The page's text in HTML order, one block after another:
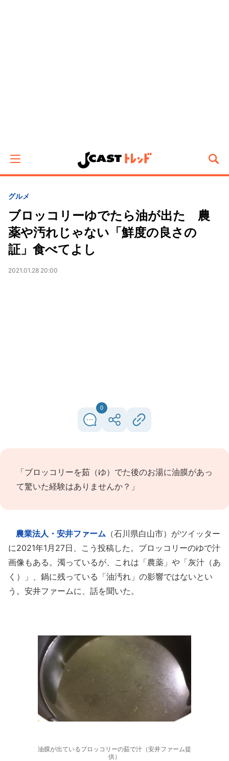
グルメ
ブロッコリーゆでたら油が出た 農
薬や汚れじゃない「鮮度の良さの
証」食べてよし
2021.01.28 20:00
0
「ブロッコリーを茹（ゆ）でた後のお湯に油膜があっ
て驚いた経験はありませんか？」
農業法人・安井ファーム （石川県白山市）がツイッター
に2021年1月27日、こう投稿した。ブロッコリーのゆで汁
画像もある。濁っているが、これは「農薬」や「灰汁（あ
く）」、鍋に残っている「油汚れ」の影響ではないとい
う。安井ファームに、話を聞いた。
油膜が出ているブロッコリーの茹で汁（安井ファーム提
供）